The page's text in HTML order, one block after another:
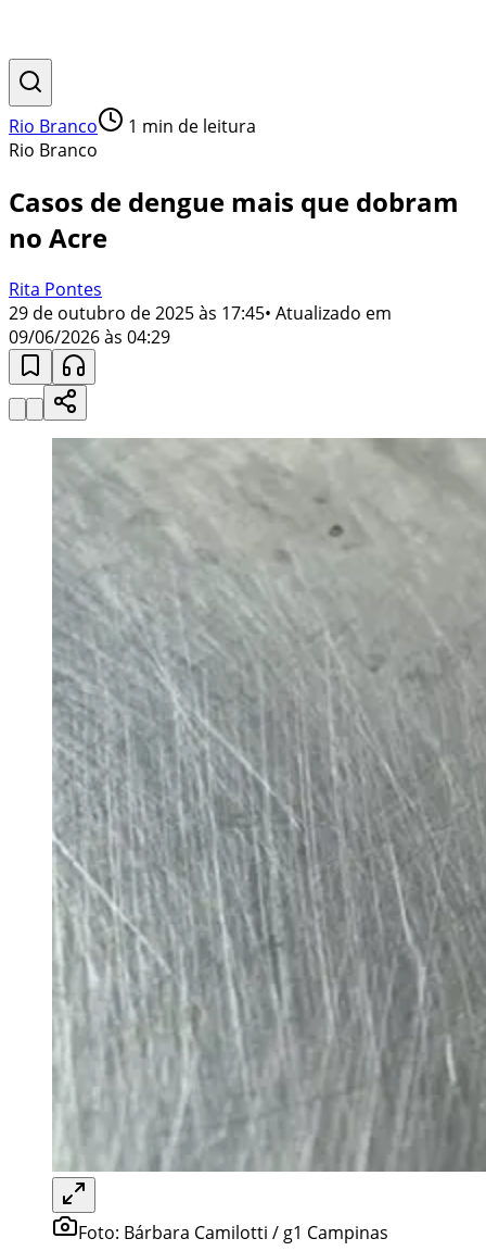
Rio Branco 1 min de leitura
Rio Branco
Casos de dengue mais que dobram
no Acre
Rita Pontes
29 de outubro de 2025 às 17:45• Atualizado em
09/06/2026 às 04:29
Foto: Bárbara Camilotti / g1 Campinas